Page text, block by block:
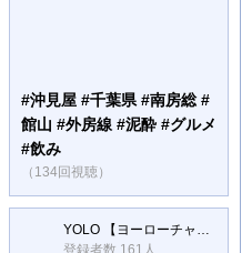
#沖見屋 #千葉県 #南房総 #
館山 #外房線 #泥酔 #グルメ
#飲み
（134回視聴）
YOLO 【ヨーローチャンネル】
登録者数 161人